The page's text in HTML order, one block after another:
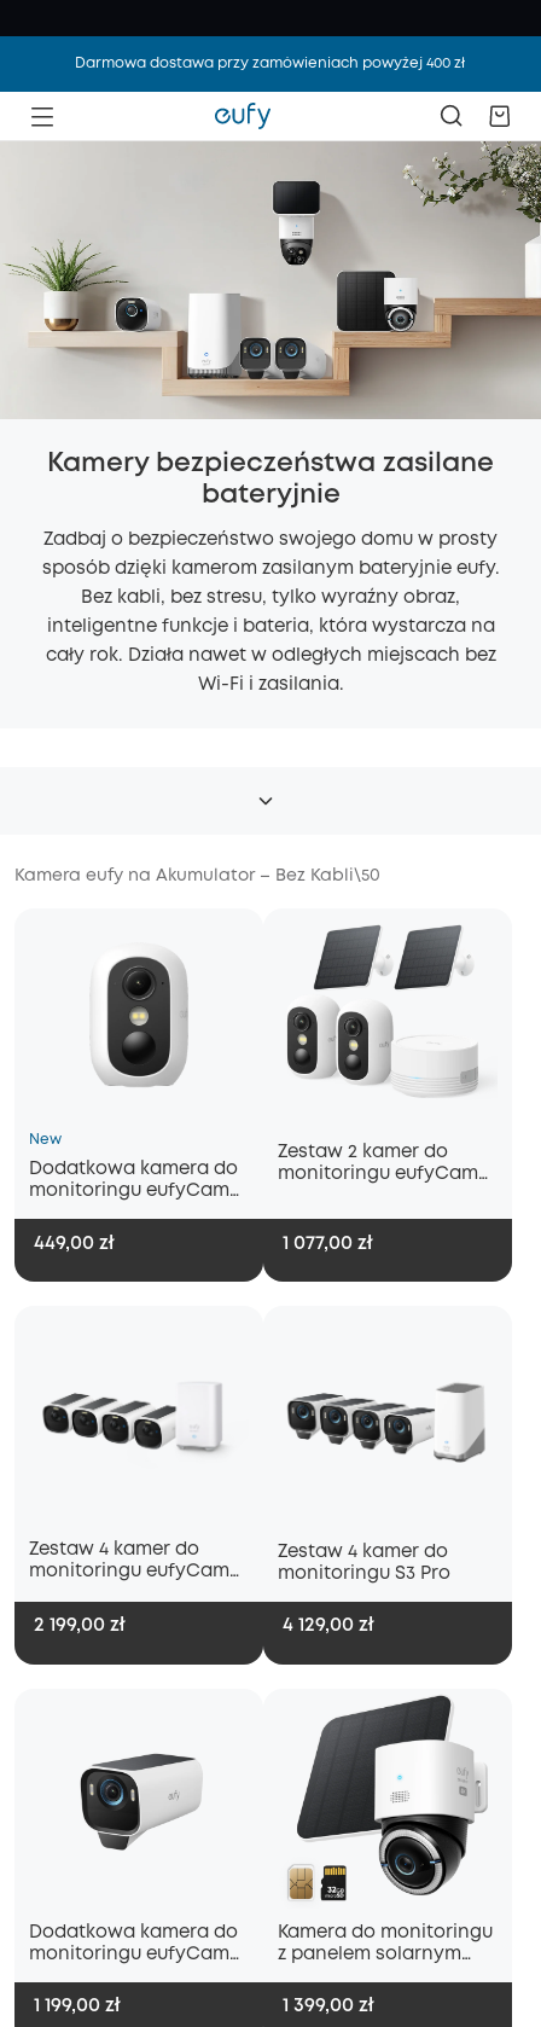
Darmowa dostawa przy zamówieniach powyżej 400 zł
Kamery bezpieczeństwa zasilane
bateryjnie
Zadbaj o bezpieczeństwo swojego domu w prosty
sposób dzięki kamerom zasilanym bateryjnie eufy.
Bez kabli, bez stresu, tylko wyraźny obraz,
inteligentne funkcje i bateria, która wystarcza na
cały rok. Działa nawet w odległych miejscach bez
Wi-Fi i zasilania.
Kamera eufy na Akumulator – Bez Kabli\50
New
Dodatkowa kamera do
monitoringu eufyCam
449,00 zł
Zestaw 2 kamer do
monitoringu eufyCam
eufy Security (3 W)
1 077,00 zł
Zestaw 4 kamer do
monitoringu eufyCam
S280
2 199,00 zł
Zestaw 4 kamer do
monitoringu S3 Pro
4 129,00 zł
Dodatkowa kamera do
monitoringu eufyCam
1 199,00 zł
Kamera do monitoringu
z panelem solarnym
1 399,00 zł